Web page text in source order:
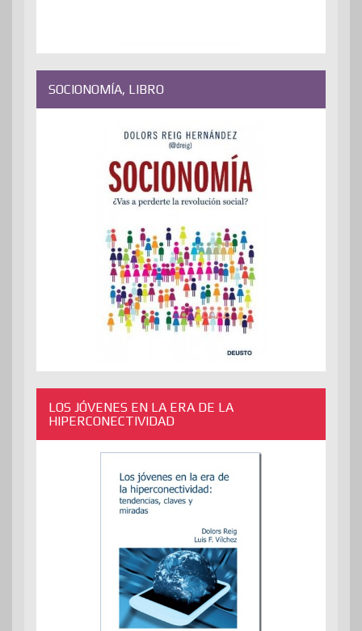
SOCIONOMÍA, LIBRO
LOS JÓVENES EN LA ERA DE LA
HIPERCONECTIVIDAD